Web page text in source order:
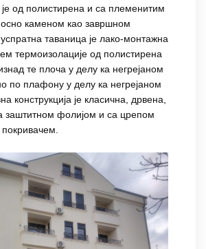
од полистирена и са племенитим
каменом као завршном
таваница је лако-монтажна
термоизолације од полистирена
те плоча у делу ка негрејаном
по плафону у делу ка негрејаном
конструкција је класична, дрвена,
заштитном фолијом и са црепом